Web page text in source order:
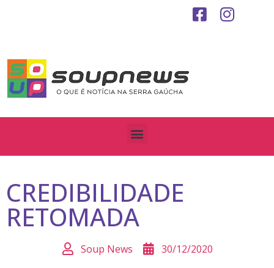
CREDIBILIDADE
RETOMADA
Soup News 30/12/2020